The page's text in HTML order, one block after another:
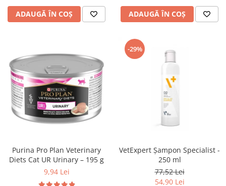
ADAUGĂ ÎN COȘ ADAUGĂ ÎN COȘ
Purina Pro Plan Veterinary
Diets Cat UR Urinary – 195 g
9,94 Lei
-29%
VetExpert Șampon Specialist -
250 ml
77,52 Lei
54,90 Lei